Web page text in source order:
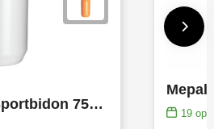
Shiva Original Sportbidon 750ml - Made in Europe
19op